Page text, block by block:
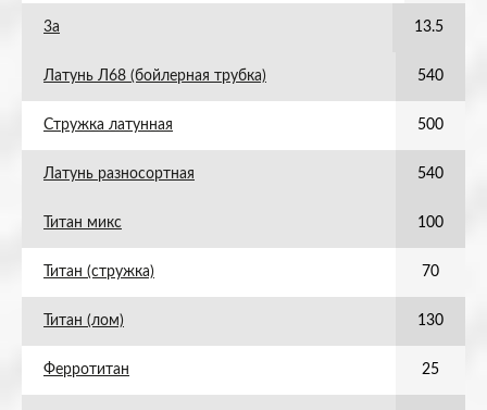
3а 13.5
Латунь Л68 (бойлерная трубка) 540
Стружка латунная 500
Латунь разносортная 540
Титан микс 100
Титан (стружка) 70
Титан (лом) 130
Ферротитан 25